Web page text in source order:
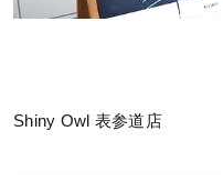
Shiny Owl 表参道店